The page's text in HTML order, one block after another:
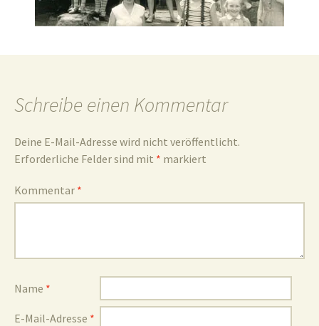
und
Schreibe einen Kommentar
Deine E-Mail-Adresse wird nicht veröffentlicht.
Erforderliche Felder sind mit * markiert
Kommentar *
Name *
E-Mail-Adresse *